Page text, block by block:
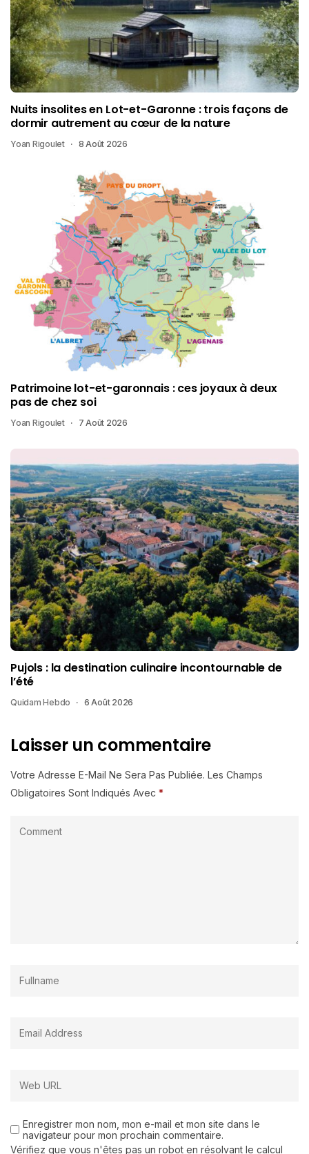
Nuits insolites en Lot-et-Garonne : trois façons de
dormir autrement au cœur de la nature
Yoan Rigoulet 8 Août 2026
Patrimoine lot-et-garonnais : ces joyaux à deux
pas de chez soi
Yoan Rigoulet 7 Août 2026
Pujols : la destination culinaire incontournable de
l’été
Quidam Hebdo 6 Août 2026
Laisser un commentaire
Votre Adresse E-Mail Ne Sera Pas Publiée. Les Champs
Obligatoires Sont Indiqués Avec *
Enregistrer mon nom, mon e-mail et mon site dans le
navigateur pour mon prochain commentaire.
Vérifiez que vous n'êtes pas un robot en résolvant le calcul